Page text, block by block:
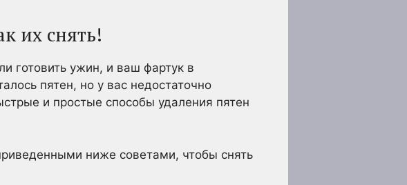
их снять!
готовить ужин, и ваш фартук в
пятен, но у вас недостаточно
и простые способы удаления пятен
ниже советами, чтобы снять